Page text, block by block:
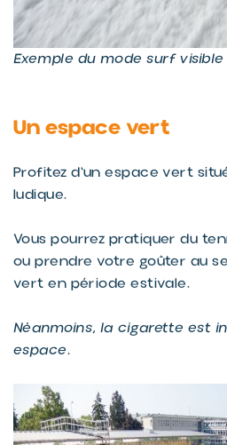
Exemple du mode surf
Un espace vert
Profitez d'un espace vert
ludique.
Vous pourrez pratiquer du
ou prendre votre goûter au
vert en période estivale.
Néanmoins, la cigarette est
espace.